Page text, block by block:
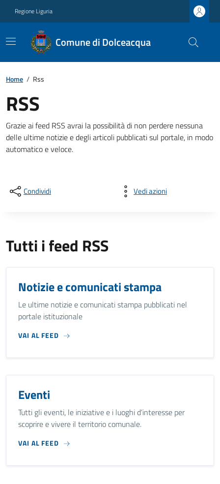
Regione Liguria
Comune di Dolceacqua
Home / Rss
RSS
Grazie ai feed RSS avrai la possibilità di non perdere nessuna
delle ultime notizie e degli articoli pubblicati sul portale, in modo
automatico e veloce.
Condividi Vedi azioni
Tutti i feed RSS
Notizie e comunicati stampa
Le ultime notizie e comunicati stampa pubblicati nel
portale istituzionale
VAI AL FEED
Eventi
Tutti gli eventi, le iniziative e i luoghi d’interesse per
scoprire e vivere il territorio comunale.
VAI AL FEED